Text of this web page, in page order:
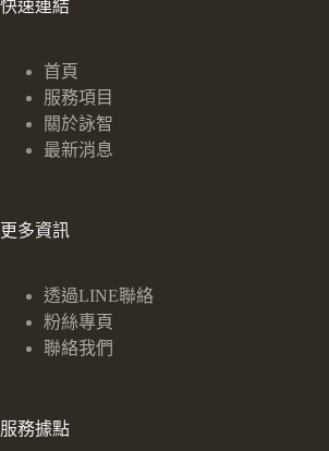
快速連結
首頁
服務項目
關於詠智
最新消息
更多資訊
透過LINE聯絡
粉絲專頁
聯絡我們
服務據點